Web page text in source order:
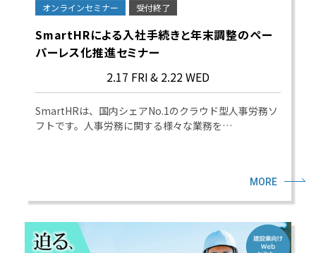
オンラインセミナー 受付終了
SmartHRによる入社手続きと年末調整のペー
パーレス化推進セミナー
2.17 FRI& 2.22 WED
SmartHRは、国内シェアNo.1のクラウド型人事労務ソ
フトです。人事労務に関する様々な業務を…
MORE